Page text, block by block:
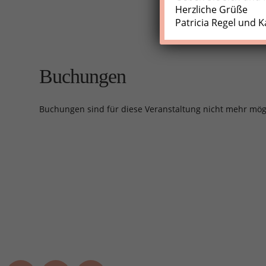
Buchungen
Buchungen sind für diese Veranstaltung nicht mehr
Herzliche Grüße
Patricia Regel und